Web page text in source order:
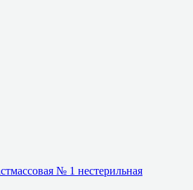
№ 1 нестерильная